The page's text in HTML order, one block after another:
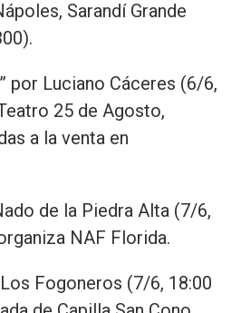
Sarandí Grande
por Luciano Cáceres (6/6,
25 de Agosto,
a la venta en
de la Piedra Alta (7/6,
NAF Florida.
Fogoneros (7/6, 18:00